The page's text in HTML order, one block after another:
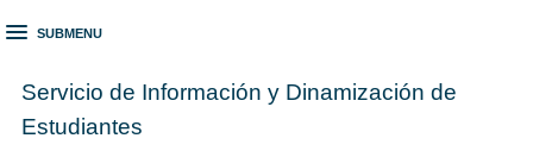
SUBMENU
Servicio de Información y Dinamización de
Estudiantes